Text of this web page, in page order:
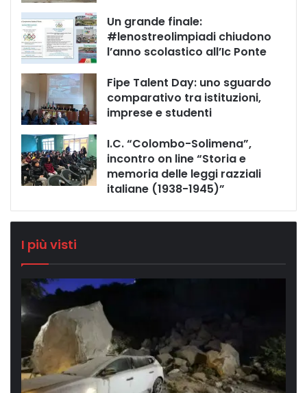
Un grande finale:
#lenostreolimpiadi chiudono
l’anno scolastico all’Ic Ponte
Fipe Talent Day: uno sguardo
comparativo tra istituzioni,
imprese e studenti
I.C. “Colombo-Solimena”,
incontro on line “Storia e
memoria delle leggi razziali
italiane (1938-1945)”
I più visti